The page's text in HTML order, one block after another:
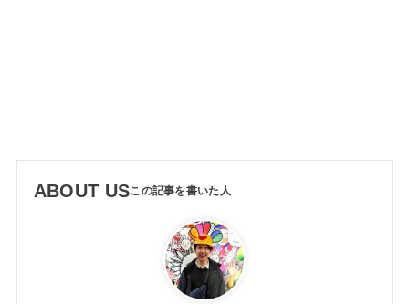
ABOUT US